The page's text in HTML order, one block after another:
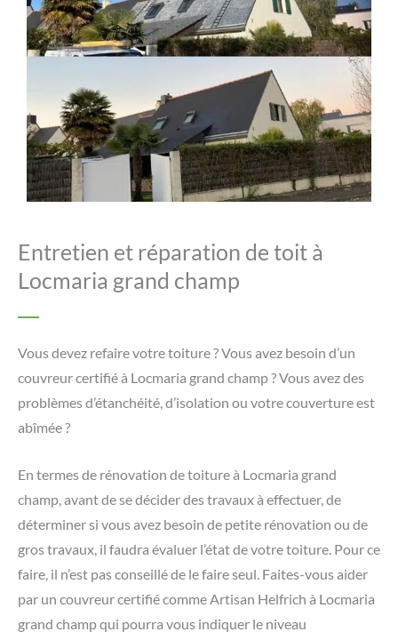
Entretien et réparation de toit à
Locmaria grand champ
Vous devez refaire votre toiture ? Vous avez besoin d’un
couvreur certifié à Locmaria grand champ ? Vous avez des
problèmes d’étanchéité, d’isolation ou votre couverture est
abîmée ?
En termes de rénovation de toiture à Locmaria grand
champ, avant de se décider des travaux à effectuer, de
déterminer si vous avez besoin de petite rénovation ou de
gros travaux, il faudra évaluer l’état de votre toiture. Pour ce
faire, il n’est pas conseillé de le faire seul. Faites-vous aider
par un couvreur certifié comme Artisan Helfrich à Locmaria
grand champ qui pourra vous indiquer le niveau